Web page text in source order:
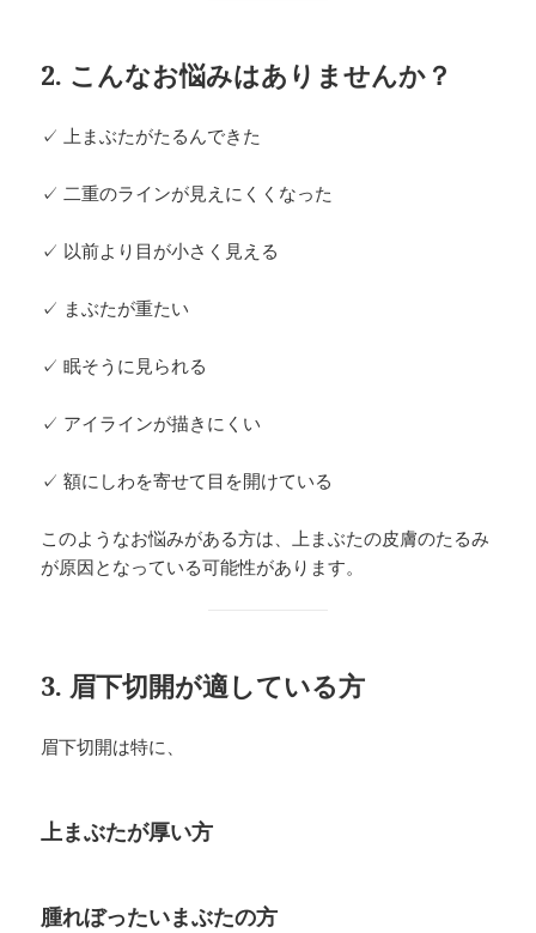
2. こんなお悩みはありませんか？
✓ 上まぶたがたるんできた
✓ 二重のラインが見えにくくなった
✓ 以前より目が小さく見える
✓ まぶたが重たい
✓ 眠そうに見られる
✓ アイラインが描きにくい
✓ 額にしわを寄せて目を開けている
このようなお悩みがある方は、上まぶたの皮膚のたるみ
が原因となっている可能性があります。
3. 眉下切開が適している方
眉下切開は特に、
上まぶたが厚い方
腫れぼったいまぶたの方